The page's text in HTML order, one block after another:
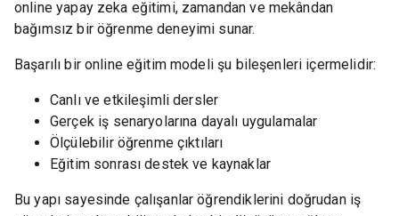
online yapay zeka eğitimi, zamandan ve mekândan
bağımsız bir öğrenme deneyimi sunar.
Başarılı bir online eğitim modeli şu bileşenleri içermelidir:
Canlı ve etkileşimli dersler
Gerçek iş senaryolarına dayalı uygulamalar
Ölçülebilir öğrenme çıktıları
Eğitim sonrası destek ve kaynaklar
Bu yapı sayesinde çalışanlar öğrendiklerini doğrudan iş